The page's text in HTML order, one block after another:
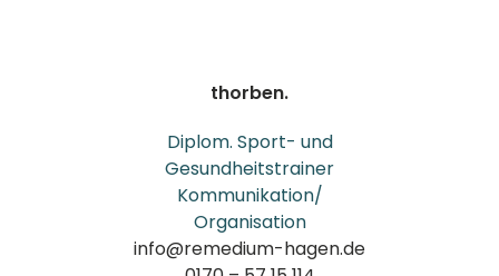
thorben.
Diplom. Sport- und
Gesundheitstrainer
Kommunikation/
Organisation
info@remedium-hagen.de